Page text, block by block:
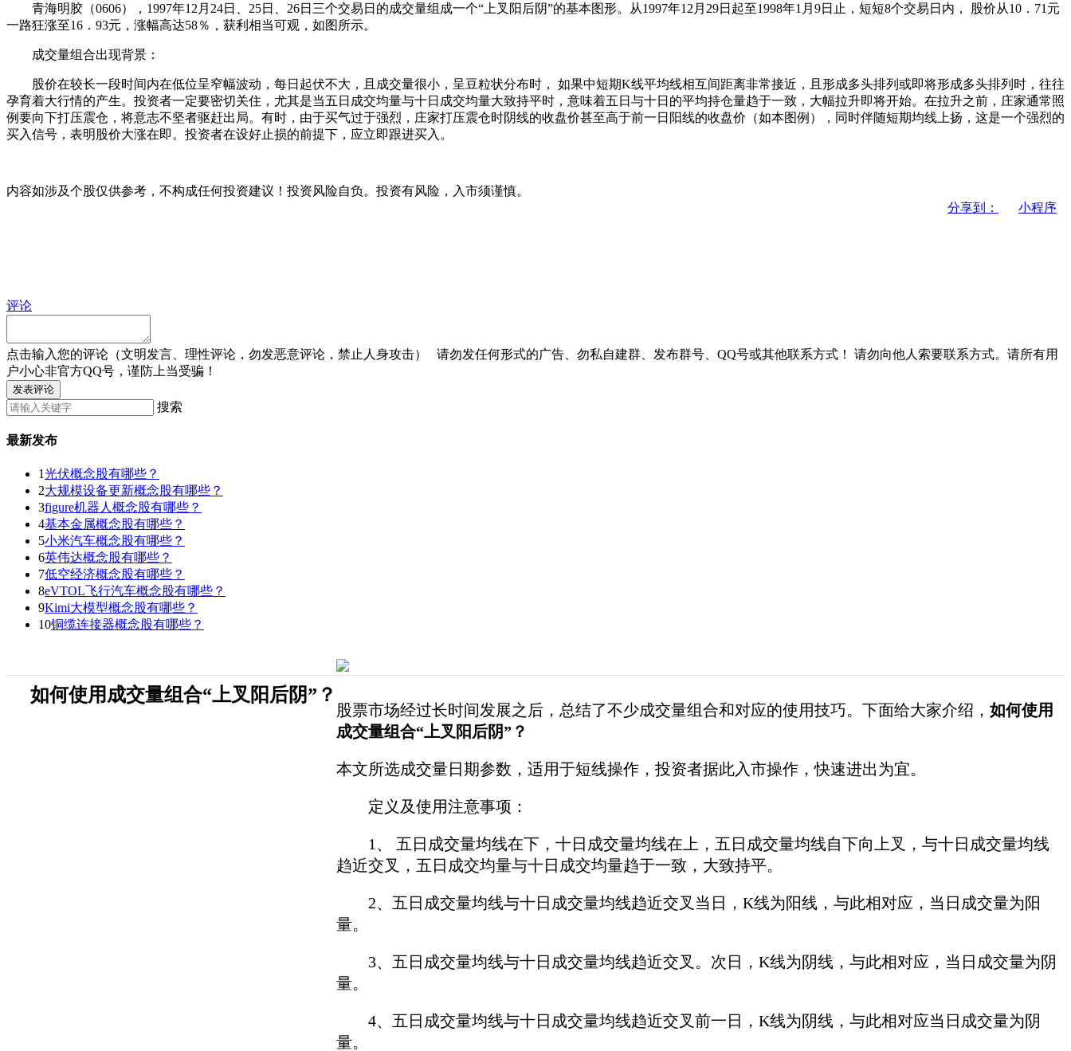
青海明胶（0606），1997年12月24日、25日、26日三个交易日的成交量组成一个“上叉阳后阴”的基本图形。从1997年12月29日起至1998年1月9日止，短短8个交易日内， 股价从10．71元
一路狂涨至16．93元，涨幅高达58％，获利相当可观，如图所示。
成交量组合出现背景：
股价在较长一段时间内在低位呈窄幅波动，每日起伏不大，且成交量很小，呈豆粒状分布时， 如果中短期K线平均线相互间距离非常接近，且形成多头排列或即将形成多头排列时，往往
孕育着大行情的产生。投资者一定要密切关住，尤其是当五日成交均量与十日成交均量大致持平时，意味着五日与十日的平均持仓量趋于一致，大幅拉升即将开始。在拉升之前，庄家通常照
例要向下打压震仓，将意志不坚者驱赶出局。有时，由于买气过于强烈，庄家打压震仓时阴线的收盘价甚至高于前一日阳线的收盘价（如本图例），同时伴随短期均线上扬，这是一个强烈的
买入信号，表明股价大涨在即。投资者在设好止损的前提下，应立即跟进买入。
内容如涉及个股仅供参考，不构成任何投资建议！投资风险自负。投资有风险，入市须谨慎。
分享到：
小程序
评论
点击输入您的评论（文明发言、理性评论，勿发恶意评论，禁止人身攻击） 请勿发任何形式的广告、勿私自建群、发布群号、QQ号或其他联系方式！
请勿向他人索要联系方式。请所有用
户小心非官方QQ号，谨防上当受骗！
发表评论
搜索
最新发布
1光伏概念股有哪些？
2大规模设备更新概念股有哪些？
3figure机器人概念股有哪些？
4基本金属概念股有哪些？
5小米汽车概念股有哪些？
6英伟达概念股有哪些？
7低空经济概念股有哪些？
8eVTOL飞行汽车概念股有哪些？
9Kimi大模型概念股有哪些？
10铜缆连接器概念股有哪些？
如何使用成交量组合“上叉阳后阴”？
股票市场经过长时间发展之后，总结了不少成交量组合和对应的使用技巧。下面给大家介绍， 如何使用
成交量组合“上叉阳后阴”？
本文所选成交量日期参数，适用于短线操作，投资者据此入市操作，快速进出为宜。
定义及使用注意事项：
1、 五日成交量均线在下，十日成交量均线在上，五日成交量均线自下向上叉，与十日成交量均线
趋近交叉，五日成交均量与十日成交均量趋于一致，大致持平。
2、五日成交量均线与十日成交量均线趋近交叉当日，K线为阳线，与此相对应，当日成交量为阳
量。
3、五日成交量均线与十日成交量均线趋近交叉。次日，K线为阴线，与此相对应，当日成交量为阴
量。
4、五日成交量均线与十日成交量均线趋近交叉前一日，K线为阴线，与此相对应当日成交量为阴
量。